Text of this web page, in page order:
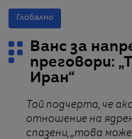
Глобално
Ванс за
преговори:
Иран“
Той подчерта, че
отношение на
спазени, „това